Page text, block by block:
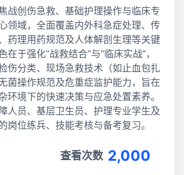
战创伤急救、基础护理操作与临床专
领域，全面覆盖内外科急症处理、传
药理用药规范及人体解剖生理等关键
在于强化“战救结合”与“临床实战”，
伤分类、现场急救技术（如止血包扎
菌操作规范及危重症监护能力，旨在
环境下的快速决策与应急处置素养。
人员、基层卫生员、护理专业学生及
岗位练兵、技能考核与备考复习。
查看次数 2,000